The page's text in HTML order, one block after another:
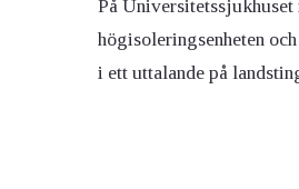
På
högisoleringsenheten
i ett uttalande på